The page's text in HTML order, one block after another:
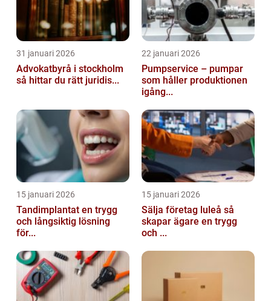
31 januari 2026
Advokatbyrå i stockholm
så hittar du rätt juridis...
22 januari 2026
Pumpservice – pumpar
som håller produktionen
igång...
15 januari 2026
Tandimplantat en trygg
och långsiktig lösning
för...
15 januari 2026
Sälja företag luleå så
skapar ägare en trygg
och ...